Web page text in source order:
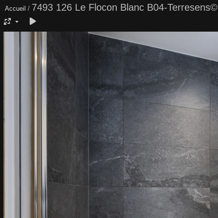
Accueil / 7493 126 Le Flocon Blanc B04-